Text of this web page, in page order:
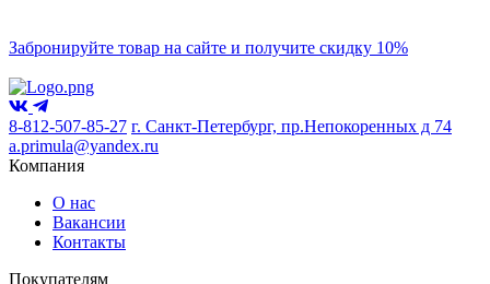
Забронируйте товар на сайте и получите скидку 10%
8-812-507-85-27 г. Санкт-Петербург, пр.Непокоренных д 74
a.primula@yandex.ru
Компания
О нас
Вакансии
Контакты
Покупателям